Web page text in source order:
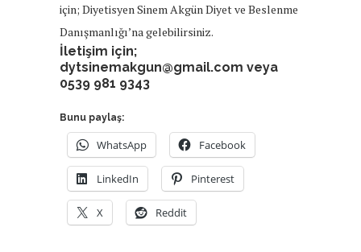
için; Diyetisyen Sinem Akgün Diyet ve Beslenme
Danışmanlığı’na gelebilirsiniz.
İletişim için;
dytsinemakgun@gmail.com veya
0539 981 9343
Bunu paylaş:
WhatsApp Facebook
LinkedIn Pinterest
X Reddit